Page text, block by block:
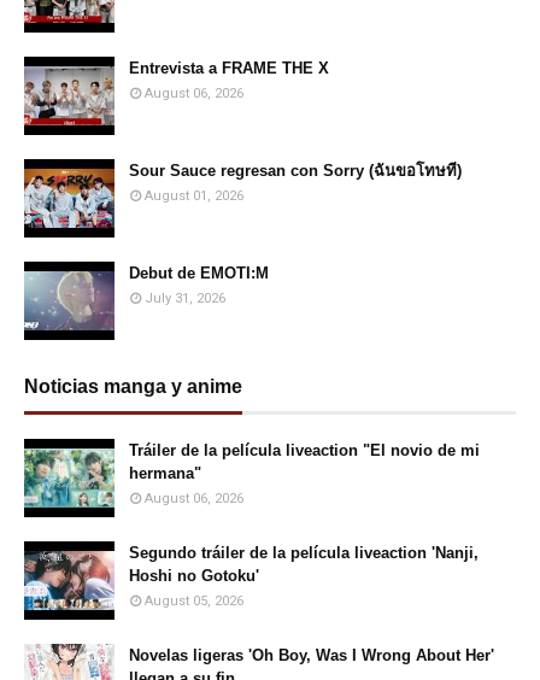
Entrevista a FRAME THE X
August 06, 2026
Sour Sauce regresan con Sorry (ฉันขอโทษที)
August 01, 2026
Debut de EMOTI:M
July 31, 2026
Noticias manga y anime
Tráiler de la película liveaction "El novio de mi
hermana"
August 06, 2026
Segundo tráiler de la película liveaction 'Nanji,
Hoshi no Gotoku'
August 05, 2026
Novelas ligeras 'Oh Boy, Was I Wrong About Her'